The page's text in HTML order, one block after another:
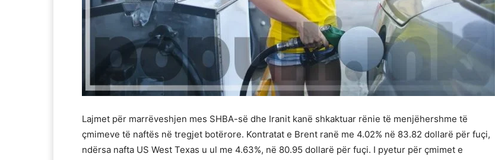
Lajmet për marrëveshjen mes SHBA-së dhe Iranit kanë shkaktuar rënie të menjëhershme të
çmimeve të naftës në tregjet botërore. Kontratat e Brent ranë me 4.02% në 83.82 dollarë për fuçi,
ndërsa nafta US West Texas u ul me 4.63%, në 80.95 dollarë për fuçi. I pyetur për çmimet e